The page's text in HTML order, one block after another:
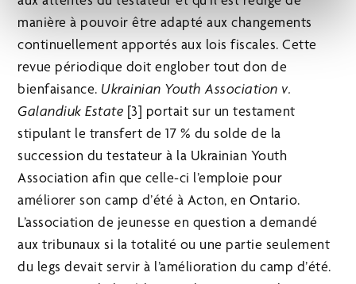
manière à pouvoir être adapté aux changements
continuellement apportés aux lois fiscales. Cette
revue périodique doit englober tout don de
bienfaisance. Ukrainian Youth Association v.
Galandiuk Estate [3] portait sur un testament
stipulant le transfert de 17 % du solde de la
succession du testateur à la Ukrainian Youth
Association afin que celle-ci l’emploie pour
améliorer son camp d’été à Acton, en Ontario.
L’association de jeunesse en question a demandé
aux tribunaux si la totalité ou une partie seulement
du legs devait servir à l’amélioration du camp d’été.